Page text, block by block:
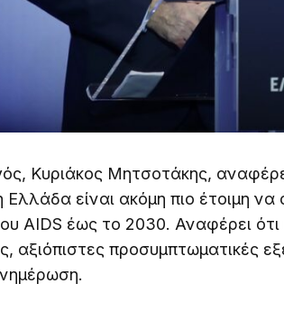
Κυριάκος Μητσοτάκης,
Ελλάδα είναι ακόμη πιο έτοιμη
AIDS έως το 2030. Αναφέρει
αξιόπιστες προσυμπτωματικές